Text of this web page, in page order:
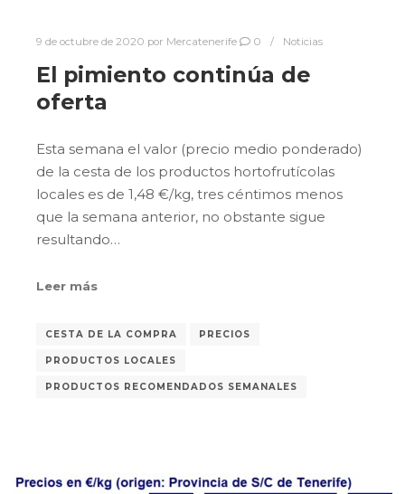
9 de octubre de 2020 por Mercatenerife 0 Noticias
El pimiento continúa de
oferta
Esta semana el valor (precio medio ponderado)
de la cesta de los productos hortofrutícolas
locales es de 1,48 €/kg, tres céntimos menos
que la semana anterior, no obstante sigue
resultando…
Leer más
CESTA DE LA COMPRA PRECIOS
PRODUCTOS LOCALES
PRODUCTOS RECOMENDADOS SEMANALES